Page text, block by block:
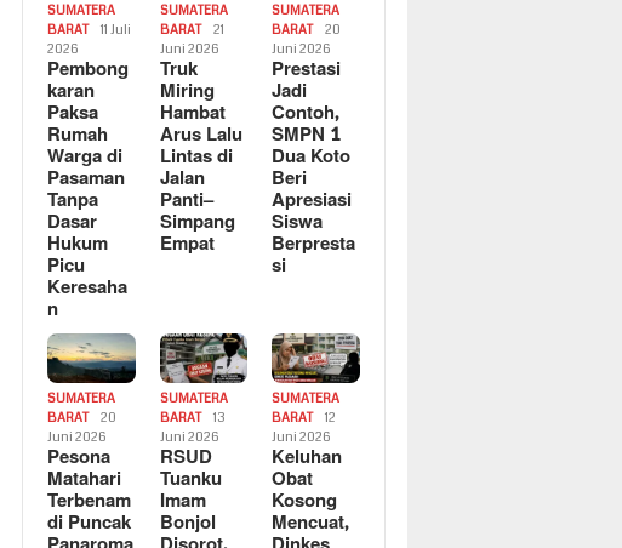
SUMATERA
BARAT
11 Juli
2026
Pembong
karan
Paksa
Rumah
Warga di
Pasaman
Tanpa
Dasar
Hukum
Picu
Keresaha
n
SUMATERA
BARAT
21
Juni 2026
Truk
Miring
Hambat
Arus Lalu
Lintas di
Jalan
Panti–
Simpang
Empat
SUMATERA
BARAT
20
Juni 2026
Prestasi
Jadi
Contoh,
SMPN 1
Dua Koto
Beri
Apresiasi
Siswa
Berpresta
si
SUMATERA
BARAT
20
Juni 2026
Pesona
Matahari
Terbenam
di Puncak
SUMATERA
BARAT
13
Juni 2026
RSUD
Tuanku
Imam
Bonjol
SUMATERA
BARAT
12
Juni 2026
Keluhan
Obat
Kosong
Mencuat,